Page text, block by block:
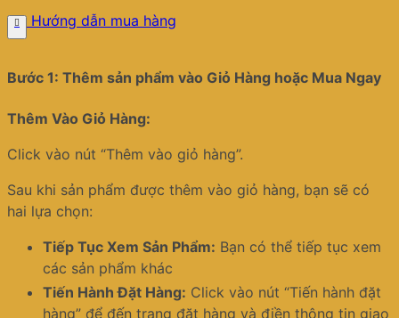
Hướng dẫn mua hàng
Bước 1: Thêm sản phẩm vào Giỏ Hàng hoặc Mua Ngay
Thêm Vào Giỏ Hàng:
Click vào nút “Thêm vào giỏ hàng”.
Sau khi sản phẩm được thêm vào giỏ hàng, bạn sẽ có
hai lựa chọn:
Tiếp Tục Xem Sản Phẩm: Bạn có thể tiếp tục xem
các sản phẩm khác
Tiến Hành Đặt Hàng: Click vào nút “Tiến hành đặt
hàng” để đến trang đặt hàng và điền thông tin giao